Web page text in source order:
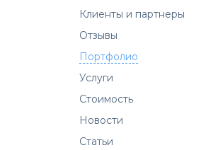
Клиенты и партнеры
Отзывы
Портфолио
Услуги
Стоимость
Новости
Статьи